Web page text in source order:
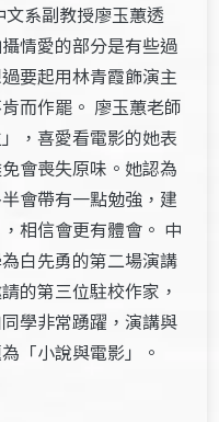
文系副教授廖玉蕙透
情愛的部分是有些過
要起用林青霞飾演主
而作罷。 廖玉蕙老師
，喜愛看電影的她表
會喪失原味。她認為
會帶有一點勉強，建
相信會更有體會。 中
白先勇的第二場演講
的第三位駐校作家，
學非常踴躍，演講與
「小說與電影」。